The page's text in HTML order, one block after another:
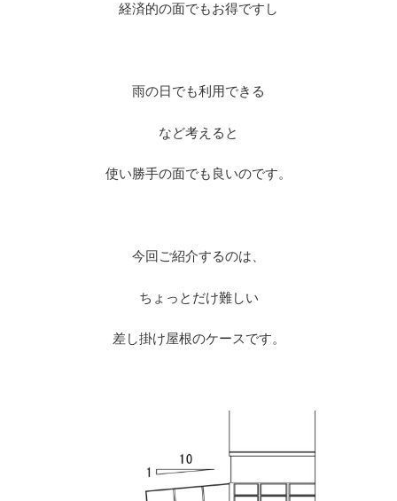
経済的の面でもお得ですし
雨の日でも利用できる
など考えると
使い勝手の面でも良いのです。
今回ご紹介するのは、
ちょっとだけ難しい
差し掛け屋根のケースです。